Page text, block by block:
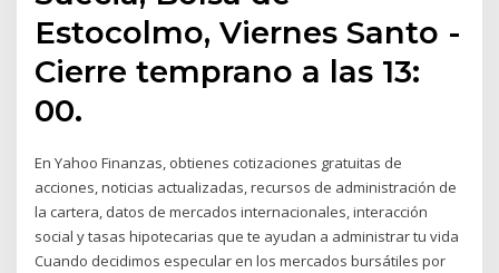
Estocolmo, Viernes Santo -
Cierre temprano a las 13:
00.
En Yahoo Finanzas, obtienes cotizaciones gratuitas de
acciones, noticias actualizadas, recursos de administración de
la cartera, datos de mercados internacionales, interacción
social y tasas hipotecarias que te ayudan a administrar tu vida
Cuando decidimos especular en los mercados bursátiles por